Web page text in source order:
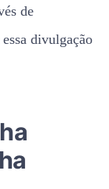
atônito: